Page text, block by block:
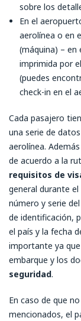
sobre los
En el
aerolínea o en
(máquina) –
imprimida por
(puedes
check-in en el
Cada pasajero
una serie de
aerolínea.
de acuerdo a la
requisitos de
general durante
número y serie
de identificación,
el país y la fecha
importante ya
embarque y los
seguridad.
En caso de que
mencionados, el